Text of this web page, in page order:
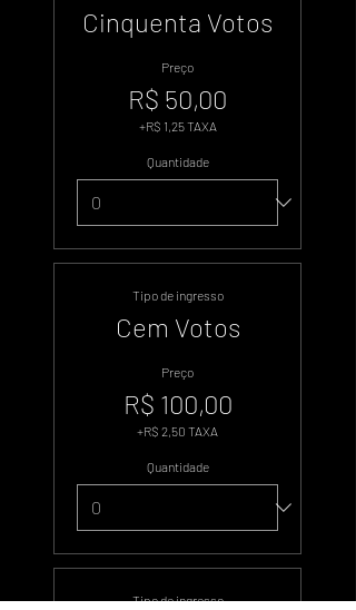
Cinquenta Votos
Preço
R$ 50,00
+R$ 1,25 TAXA
Quantidade
Tipo de ingresso
Cem Votos
Preço
R$ 100,00
+R$ 2,50 TAXA
Quantidade
Tipo de ingresso